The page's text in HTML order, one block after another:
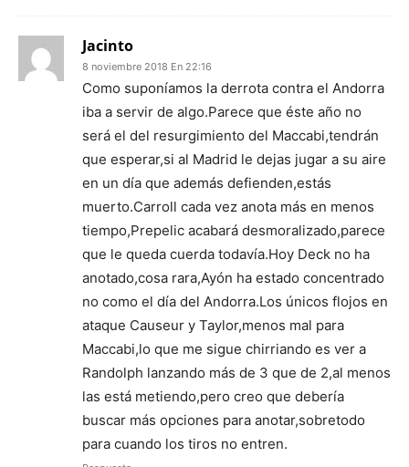
Jacinto
8 noviembre 2018 En 22:16
Como suponíamos la derrota contra el Andorra
iba a servir de algo.Parece que éste año no
será el del resurgimiento del Maccabi,tendrán
que esperar,si al Madrid le dejas jugar a su aire
en un día que además defienden,estás
muerto.Carroll cada vez anota más en menos
tiempo,Prepelic acabará desmoralizado,parece
que le queda cuerda todavía.Hoy Deck no ha
anotado,cosa rara,Ayón ha estado concentrado
no como el día del Andorra.Los únicos flojos en
ataque Causeur y Taylor,menos mal para
Maccabi,lo que me sigue chirriando es ver a
Randolph lanzando más de 3 que de 2,al menos
las está metiendo,pero creo que debería
buscar más opciones para anotar,sobretodo
para cuando los tiros no entren.